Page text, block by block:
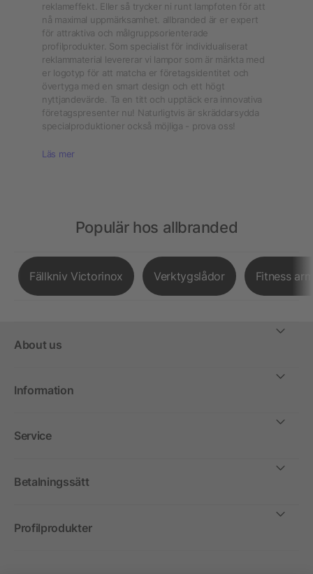
reklameffekt. Eller så trycker ni runt lampfoten för att
nå maximal uppmärksamhet. allbranded är er expert
för attraktiva och målgruppsorienterade
profilprodukter. Som specialist för individualiserat
reklammaterial levererar vi lampor som är märkta med
er logotyp för att matcha er företagsidentitet och
övertyga med en smart design och ett högt
nyttjandevärde. Ta en titt och upptäck era innovativa
företagspresenter nu! Naturligtvis är skräddarsydda
specialproduktioner också möjliga - prova oss!
Läs mer
Populär hos allbranded
Fällkniv Victorinox Verktygslådor Fitness
About us
Information
Service
Betalningssätt
Profilprodukter